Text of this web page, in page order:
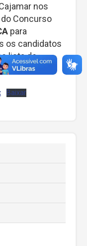
nos
Concurso
para
os candidatos
lista de
Baixar